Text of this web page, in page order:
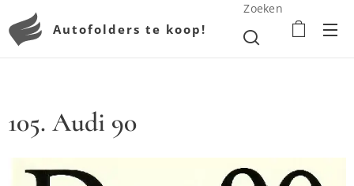
Autofolders te koop!
Zoeken
105. Audi 90